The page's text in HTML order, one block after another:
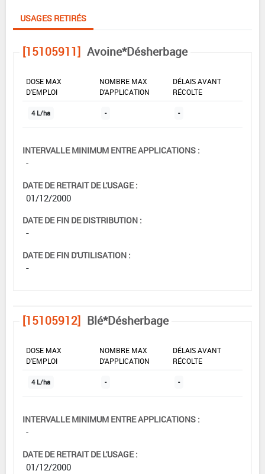
USAGES RETIRÉS
[15105911] Avoine*Désherbage
DOSE MAX
D'EMPLOI
NOMBRE MAX
D'APPLICATION
DÉLAIS AVANT
RÉCOLTE
4 L/ha - -
INTERVALLE MINIMUM ENTRE APPLICATIONS :
-
DATE DE RETRAIT DE L'USAGE :
01/12/2000
DATE DE FIN DE DISTRIBUTION :
-
DATE DE FIN D'UTILISATION :
-
[15105912] Blé*Désherbage
DOSE MAX
D'EMPLOI
NOMBRE MAX
D'APPLICATION
DÉLAIS AVANT
RÉCOLTE
4 L/ha - -
INTERVALLE MINIMUM ENTRE APPLICATIONS :
-
DATE DE RETRAIT DE L'USAGE :
01/12/2000